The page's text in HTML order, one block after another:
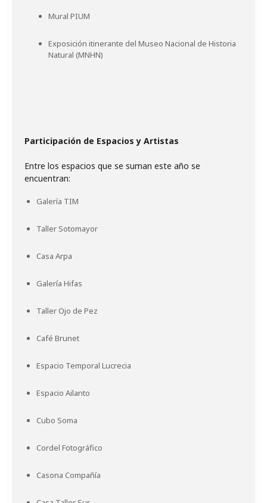
Mural PIUM
Exposición itinerante del Museo Nacional de Historia
Natural (MNHN)
Participación de Espacios y Artistas
Entre los espacios que se suman este año se
encuentran:
Galería TIM
Taller Sotomayor
Casa Arpa
Galería Hifas
Taller Ojo de Pez
Café Brunet
Espacio Temporal Lucrecia
Espacio Ailanto
Cubo Soma
Cordel Fotográfico
Casona Compañía